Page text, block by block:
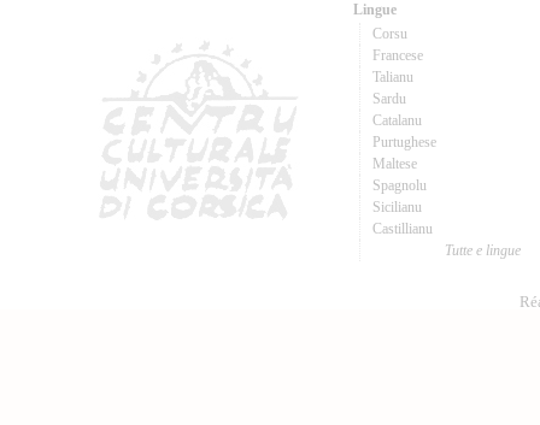
Lingue
Corsu
Francese
Talianu
Sardu
Catalanu
Purtughese
Maltese
Spagnolu
Sicilianu
Castillianu
Tutte e lingue